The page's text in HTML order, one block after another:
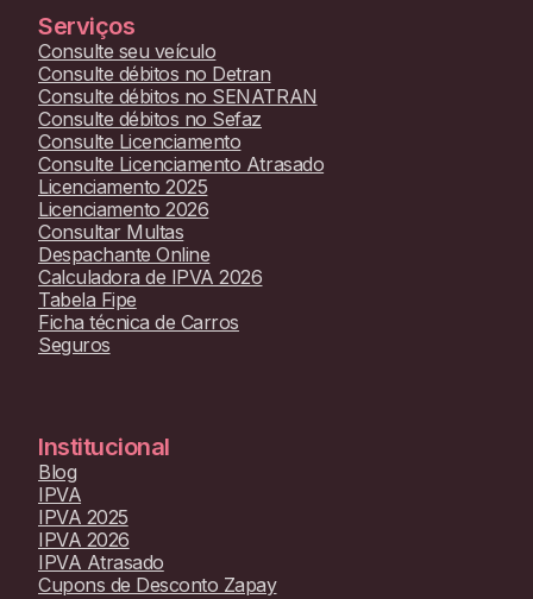
Serviços
Consulte seu veículo
Consulte débitos no Detran
Consulte débitos no SENATRAN
Consulte débitos no Sefaz
Consulte Licenciamento
Consulte Licenciamento Atrasado
Licenciamento 2025
Licenciamento 2026
Consultar Multas
Despachante Online
Calculadora de IPVA 2026
Tabela Fipe
Ficha técnica de Carros
Seguros
Institucional
Blog
IPVA
IPVA 2025
IPVA 2026
IPVA Atrasado
Cupons de Desconto Zapay